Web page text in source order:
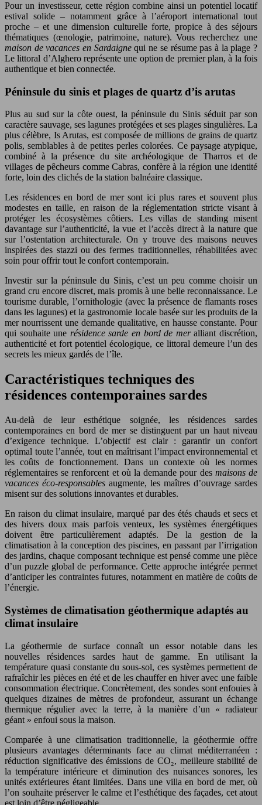
Pour un investisseur, cette région combine ainsi un potentiel locatif
estival solide – notamment grâce à l’aéroport international tout
proche – et une dimension culturelle forte, propice à des séjours
thématiques (œnologie, patrimoine, nature). Vous recherchez une
maison de vacances en Sardaignequi ne se résume pas à la plage ?
Le littoral d’Alghero représente une option de premier plan, à la fois
authentique et bien connectée.
Péninsule du sinis et plages de quartz d’is arutas
Plus au sud sur la côte ouest, la péninsule du Sinis séduit par son
caractère sauvage, ses lagunes protégées et ses plages singulières. La
plus célèbre, Is Arutas, est composée de millions de grains de quartz
polis, semblables à de petites perles colorées. Ce paysage atypique,
combiné à la présence du site archéologique de Tharros et de
villages de pêcheurs comme Cabras, confère à la région une identité
forte, loin des clichés de la station balnéaire classique.
Les résidences en bord de mer sont ici plus rares et souvent plus
modestes en taille, en raison de la réglementation stricte visant à
protéger les écosystèmes côtiers. Les villas de standing misent
davantage sur l’authenticité, la vue et l’accès direct à la nature que
sur l’ostentation architecturale. On y trouve des maisons neuves
inspirées des stazzi ou des fermes traditionnelles, réhabilitées avec
soin pour offrir tout le confort contemporain.
Investir sur la péninsule du Sinis, c’est un peu comme choisir un
grand cru encore discret, mais promis à une belle reconnaissance. Le
tourisme durable, l’ornithologie (avec la présence de flamants roses
dans les lagunes) et la gastronomie locale basée sur les produits de la
mer nourrissent une demande qualitative, en hausse constante. Pour
qui souhaite une résidence sarde en bord de meralliant discrétion,
authenticité et fort potentiel écologique, ce littoral demeure l’un des
secrets les mieux gardés de l’île.
Caractéristiques techniques des
résidences contemporaines sardes
Au-delà de leur esthétique soignée, les résidences sardes
contemporaines en bord de mer se distinguent par un haut niveau
d’exigence technique. L’objectif est clair : garantir un confort
optimal toute l’année, tout en maîtrisant l’impact environnemental et
les coûts de fonctionnement. Dans un contexte où les normes
réglementaires se renforcent et où la demande pour des maisons de
vacances éco-responsables augmente, les maîtres d’ouvrage sardes
misent sur des solutions innovantes et durables.
En raison du climat insulaire, marqué par des étés chauds et secs et
des hivers doux mais parfois venteux, les systèmes énergétiques
doivent être particulièrement adaptés. De la gestion de la
climatisation à la conception des piscines, en passant par l’irrigation
des jardins, chaque composant technique est pensé comme une pièce
d’un puzzle global de performance. Cette approche intégrée permet
d’anticiper les contraintes futures, notamment en matière de coûts de
l’énergie.
Systèmes de climatisation géothermique adaptés au
climat insulaire
La géothermie de surface connaît un essor notable dans les
nouvelles résidences sardes haut de gamme. En utilisant la
température quasi constante du sous-sol, ces systèmes permettent de
rafraîchir les pièces en été et de les chauffer en hiver avec une faible
consommation électrique. Concrètement, des sondes sont enfouies à
quelques dizaines de mètres de profondeur, assurant un échange
thermique régulier avec la terre, à la manière d’un « radiateur
géant » enfoui sous la maison.
Comparée à une climatisation traditionnelle, la géothermie offre
plusieurs avantages déterminants face au climat méditerranéen :
réduction significative des émissions de CO₂, meilleure stabilité de
la température intérieure et diminution des nuisances sonores, les
unités extérieures étant limitées. Dans une villa en bord de mer, où
l’on souhaite préserver le calme et l’esthétique des façades, cet atout
est loin d’être négligeable.